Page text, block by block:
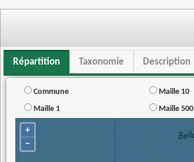
Répartition Taxonomie Description
Commune Maille 10
Maille 1
Maille 500
+
−